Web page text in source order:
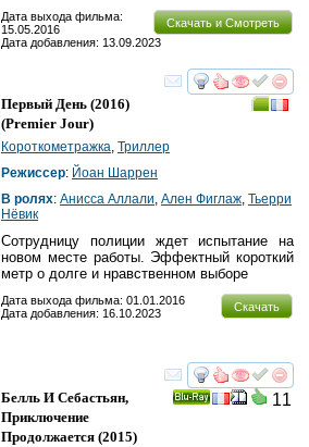
Скачать и Смотреть
Дата выхода фильма:
15.05.2016
Дата добавления: 13.09.2023
смотреть
Первый День (2016)
(Premier Jour)
Короткометражка, Триллер
Режиссер: Йоан Шаррен
В ролях: Анисса Аллали, Ален Фиглаж, Тьерри
Нёвик
Сотрудницу полиции ждет испытание на
новом месте работы. Эффектный короткий
метр о долге и нравственном выборе
Скачать
Дата выхода фильма: 01.01.2016
Дата добавления: 16.10.2023
смотреть
11
Белль И Себастьян,
Приключение
Продолжается (2015)